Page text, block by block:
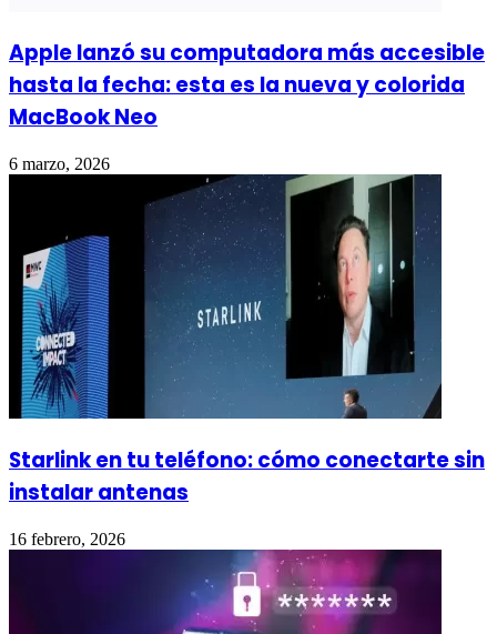
Apple lanzó su computadora más accesible
hasta la fecha: esta es la nueva y colorida
MacBook Neo
6 marzo, 2026
Starlink en tu teléfono: cómo conectarte sin
instalar antenas
16 febrero, 2026